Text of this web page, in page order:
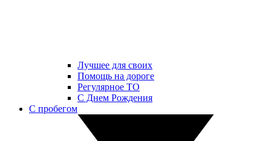
Лучшее для своих
Помощь на дороге
Регулярное ТО
С Днем Рождения
С пробегом